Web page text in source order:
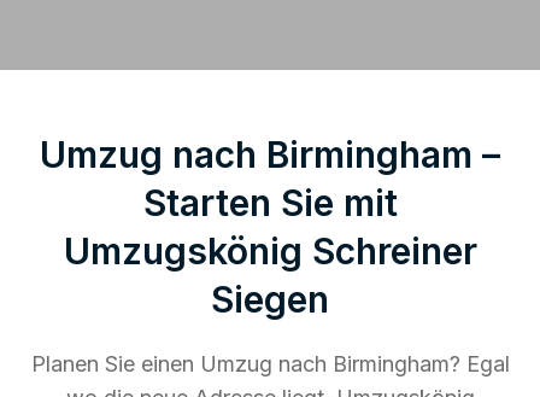
Umzug nach Birmingham –
Starten Sie mit
Umzugskönig Schreiner
Siegen
Planen Sie einen Umzug nach Birmingham? Egal